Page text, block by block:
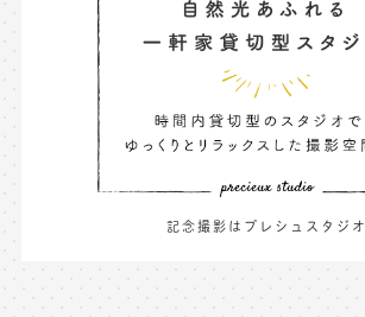
記念撮影はプレシュスタジオ